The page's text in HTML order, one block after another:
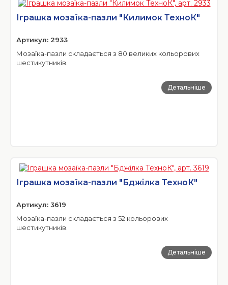
Іграшка мозаїка-пазли "Килимок ТехноК"
Артикул: 2933
Мозаїка-пазли складається з 80 великих кольорових
шестикутників.
Детальніше
Іграшка мозаїка-пазли "Бджілка ТехноК"
Артикул: 3619
Мозаїка-пазли складається з 52 кольорових
шестикутників.
Детальніше